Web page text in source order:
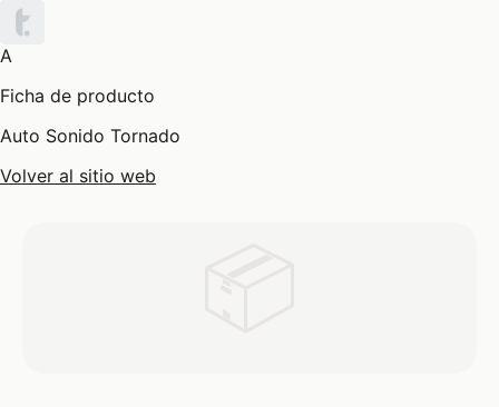
A
Ficha de producto
Auto Sonido Tornado
Volver al sitio web